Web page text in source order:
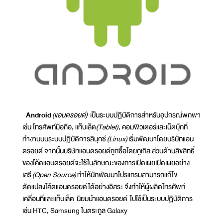
Android(แอนดรอยด์) เป็นระบบปฏิบัติการสำหรับอุปกรณ์พกพา
เช่น โทรศัพท์มือถือ, แท็บเล็ต(Tablet), คอมพิวเตอร์และเน็ตบุ๊กที่
ทำงานบนระบบปฏิบัติการลินุกซ์(Linux)เริ่มพัฒนาโดยบริษัทแอน
ดรอยด์ จากนั้นบริษัทแอนดรอยด์ถูกซื้อโดยกูเกิล ส่วนด้านลิขสิทธิ์
ของโค้ดแอนดรอยด์จะใช้ในลักษณะของการเปิดเผยเปิดเผยอย่าง
เสรี(Open Source)ทำให้นักพัฒนาโปรแกรมสามารถแก้ไข
ดัดแปลงโค้ดแอนดรอยด์ได้อย่างอิสระ จึงทำให้ผู้ผลิตโทรศัพท์
เคลื่อนที่และแท็บเล็ต นิยมนําแอนดรอยด์ ไปใช้เป็นระบบปฏิบัติการ
เช่น HTC, Samsung ในตระกูล Galaxy